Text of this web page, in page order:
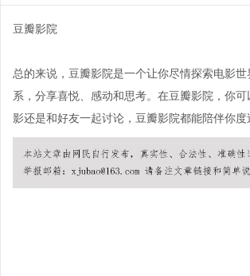
豆瓣影院
总的来说，豆瓣影院是一个让你尽情探索电影
系，分享喜悦、感动和思考。在豆瓣影院，你
影还是和好友一起讨论，豆瓣影院都能陪伴你